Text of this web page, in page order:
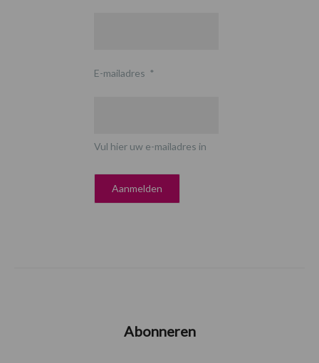
E-mailadres *
Vul hier uw e-mailadres in
Abonneren